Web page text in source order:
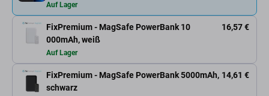
FixPremium - MagSafe PowerBank 10
000mAh, weiß
16,57 €
Auf Lager
FixPremium - MagSafe PowerBank 5000mAh,
schwarz
14,61 €
Auf Lager